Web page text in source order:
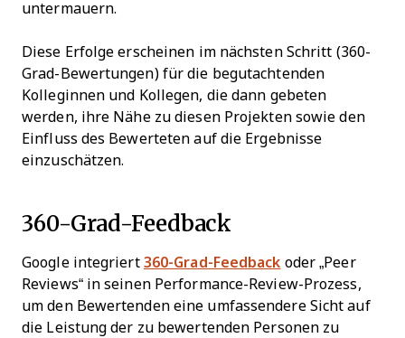
untermauern.
Diese Erfolge erscheinen im nächsten Schritt (360-
Grad-Bewertungen) für die begutachtenden
Kolleginnen und Kollegen, die dann gebeten
werden, ihre Nähe zu diesen Projekten sowie den
Einfluss des Bewerteten auf die Ergebnisse
einzuschätzen.
360-Grad-Feedback
Google integriert 360-Grad-Feedback oder „Peer
Reviews“ in seinen Performance-Review-Prozess,
um den Bewertenden eine umfassendere Sicht auf
die Leistung der zu bewertenden Personen zu